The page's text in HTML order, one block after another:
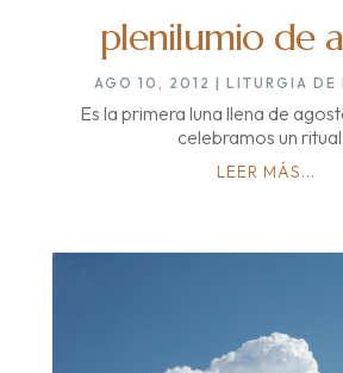
plenilumio de
AGO 10, 2012 | LITURGIA DE
Es la primera luna llena de
celebramos un
LEER MÁS...